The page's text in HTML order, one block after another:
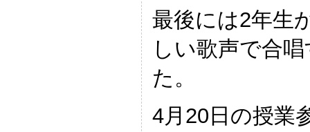
最後には2年生
しい歌声で合
た。
4月20日の授業